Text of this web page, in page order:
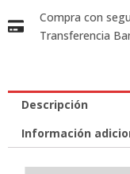
Compra con
Transferencia
Descripción
Información